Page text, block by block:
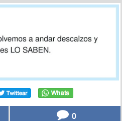
0